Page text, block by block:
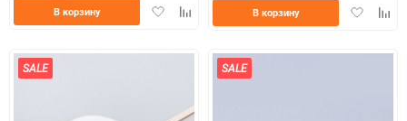
ДобавитьДобавить
В корзину
Добавить
В корзину
SALE SALE